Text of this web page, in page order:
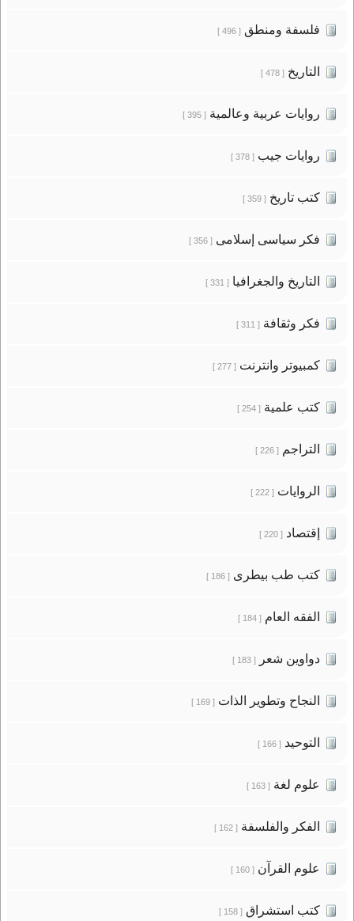
فلسفة ومنطق[ 496 ]
التاريخ[ 478 ]
روايات عربية وعالمية[ 395 ]
روايات جيب[ 378 ]
كتب تاريخ[ 359 ]
فكر سياسى إسلامى[ 356 ]
التاريخ والجغرافيا[ 331 ]
فكر وثقافة[ 311 ]
كمبيوتر وانترنت[ 277 ]
كتب علمية[ 254 ]
التراجم[ 226 ]
الروايات[ 222 ]
إقتصاد[ 220 ]
كتب طب بيطرى[ 186 ]
الفقه العام[ 184 ]
دواوين شعر[ 183 ]
النجاح وتطوير الذات[ 169 ]
التوحيد[ 166 ]
علوم لغة[ 163 ]
الفكر والفلسفة[ 162 ]
علوم القرآن[ 160 ]
كتب استشراق[ 158 ]